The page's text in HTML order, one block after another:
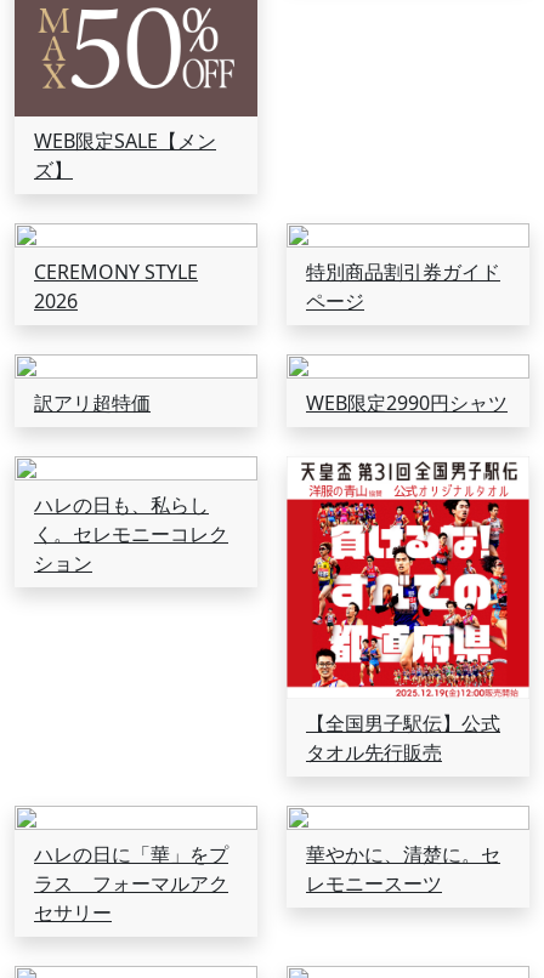
WEB限定SALE【メン
ズ】
CEREMONY STYLE
2026
特別商品割引券ガイド
ページ
訳アリ超特価 WEB限定2990円シャツ
ハレの日も、私らし
く。セレモニーコレク
ション
【全国男子駅伝】公式
タオル先行販売
ハレの日に「華」をプ
ラス フォーマルアク
セサリー
華やかに、清楚に。セ
レモニースーツ